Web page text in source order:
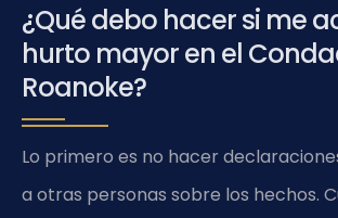
¿Qué debo hacer si me
hurto mayor en el
Roanoke?
Lo primero es no hacer
a otras personas sobre los hechos.